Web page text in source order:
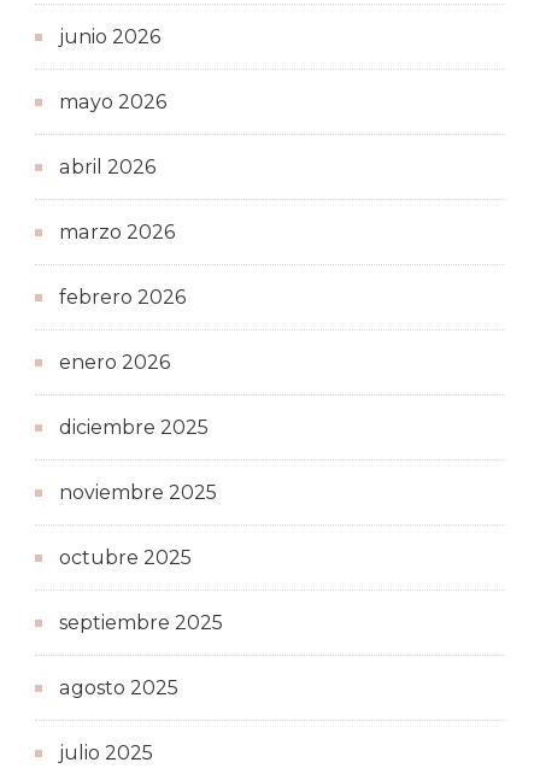
junio 2026
mayo 2026
abril 2026
marzo 2026
febrero 2026
enero 2026
diciembre 2025
noviembre 2025
octubre 2025
septiembre 2025
agosto 2025
julio 2025